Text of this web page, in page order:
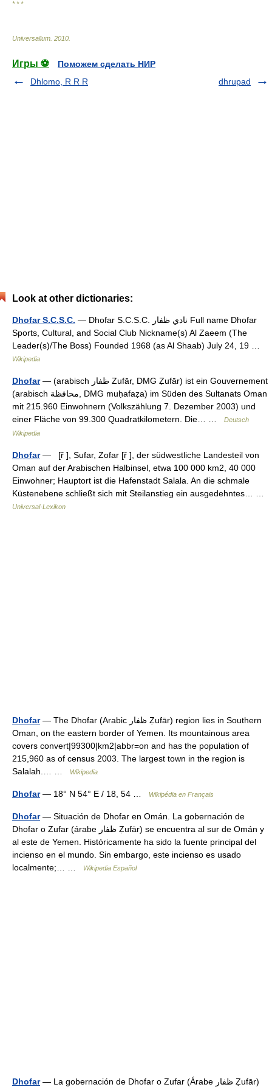
* * *
Universalium 2010
Игры ⚽
Поможем сделать НИР
Dhlomo, R R R
dhrupad
Look at other dictionaries:
Dhofar S.C.S.C. — Dhofar S.C.S.C. نادي ظفار Full name Dhofar
Sports, Cultural, and Social Club Nickname(s) Al Zaeem (The
Leader(s)/The Boss) Founded 1968 (as Al Shaab) July 24, 19 …
Wikipedia
Dhofar— (arabisch ‏ظفار‎ Zufār, DMG Ẓufār) ist ein Gouvernement
(arabisch ‏محافظة‎, DMG muḥafaẓa) im Süden des Sultanats Oman
mit 215.960 Einwohnern (Volkszählung 7. Dezember 2003) und
einer Fläche von 99.300 Quadratkilometern. Die… …
Deutsch
Wikipedia
Dhofar— [ȓ ], Sufar, Zofar [ȓ ], der südwestliche Landesteil von
Oman auf der Arabischen Halbinsel, etwa 100 000 km2, 40 000
Einwohner; Hauptort ist die Hafenstadt Salala. An die schmale
Küstenebene schließt sich mit Steilanstieg ein ausgedehntes… …
Universal-Lexikon
Dhofar— The Dhofar (Arabic ظفار Ẓufār) region lies in Southern
Oman, on the eastern border of Yemen. Its mountainous area
covers convert|99300|km2|abbr=on and has the population of
215,960 as of census 2003. The largest town in the region is
Salalah.… …
Wikipedia
Dhofar— 18° N 54° E / 18, 54 … Wikipédia en Français
Dhofar— Situación de Dhofar en Omán. La gobernación de
Dhofar o Zufar (árabe ظفار Ẓufār) se encuentra al sur de Omán y
al este de Yemen. Históricamente ha sido la fuente principal del
incienso en el mundo. Sin embargo, este incienso es usado
localmente;… …
Wikipedia Español
Dhofar— La gobernación de Dhofar o Zufar (Árabe ظفار Ẓufār)